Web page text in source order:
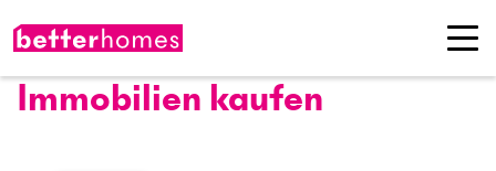
Immobilien kaufen